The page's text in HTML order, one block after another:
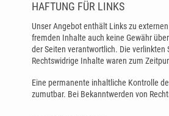
HAFTUNG FÜR LINKS
Unser Angebot enthält Links zu
fremden Inhalte auch keine Gewähr
der Seiten verantwortlich. Die
Rechtswidrige Inhalte waren zum
Eine permanente inhaltliche Kontrolle
zumutbar. Bei Bekanntwerden von